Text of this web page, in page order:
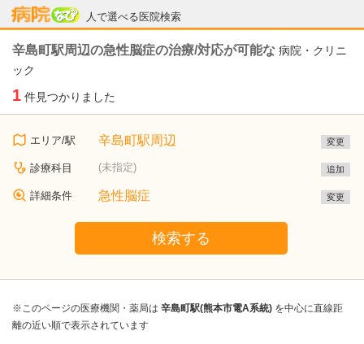
人で選べる医院検索
病院なび
辛島町駅周辺の急性脳症の治療/対応が可能な 病院・クリニ
ック
1 件見つかりました
エリア/駅 辛島町駅周辺 変更
診療科目 (未指定) 追加
詳細条件 急性脳症 変更
検索する
※このページの医療機関・薬局は 辛島町駅(熊本市電A系統) を中心に直線距
離の近い順で表示されています